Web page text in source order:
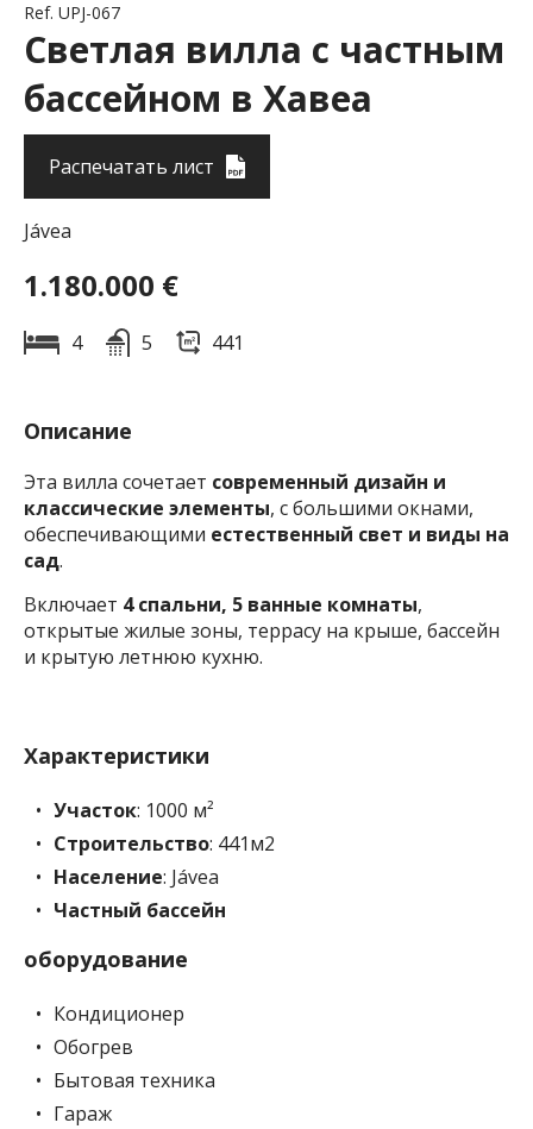
Ref. UPJ-067
Светлая вилла с частным
бассейном в Хавеа
Распечатать лист
Jávea
1.180.000 €
4 5 441
Описание
Эта вилла сочетает современный дизайн и
классические элементы, с большими окнами,
обеспечивающими естественный свет и виды на
сад.
Включает 4 спальни, 5 ванные комнаты,
открытые жилые зоны, террасу на крыше, бассейн
и крытую летнюю кухню.
Характеристики
Участок: 1000 м²
Строительство: 441м2
Население: Jávea
Частный бассейн
оборудование
Кондиционер
Обогрев
Бытовая техника
Гараж